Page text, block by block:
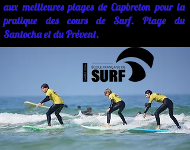
aux meilleures plages de Capbreton pour la
pratique des cours de Surf. Plage du
Santocha et du Prévent.